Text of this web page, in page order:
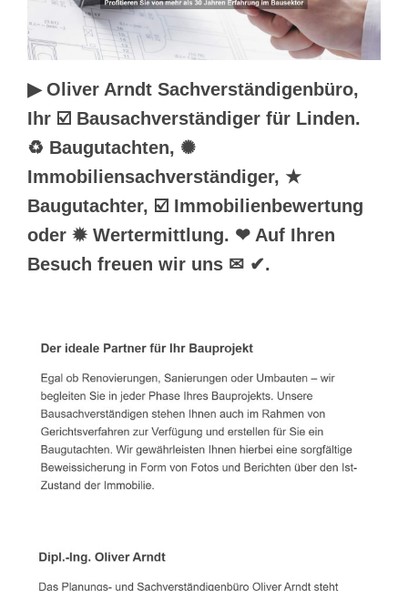
▶︎ Oliver Arndt Sachverständigenbüro,
Ihr ☑️ Bausachverständiger für Linden.
♻ Baugutachten, ✺
Immobiliensachverständiger, ★
Baugutachter, ☑️ Immobilienbewertung
oder ✹ Wertermittlung. ❤ Auf Ihren
Besuch freuen wir uns ✉ ✔.